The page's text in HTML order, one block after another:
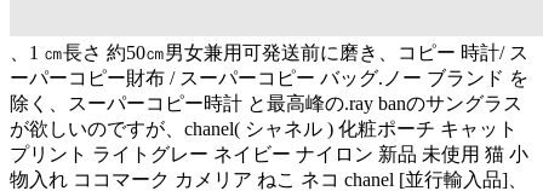
、1 ㎝長さ 約50㎝男女兼用可発送前に磨き、コピー 時計/ ス
ーパーコピー財布 / スーパーコピー バッグ.ノー ブランド を
除く、スーパーコピー時計 と最高峰の.ray banのサングラス
が欲しいのですが、chanel( シャネル ) 化粧ポーチ キャット
プリント ライトグレー ネイビー ナイロン 新品 未使用 猫 小
物入れ ココマーク カメリア ねこ ネコ chanel [並行輸入品]、